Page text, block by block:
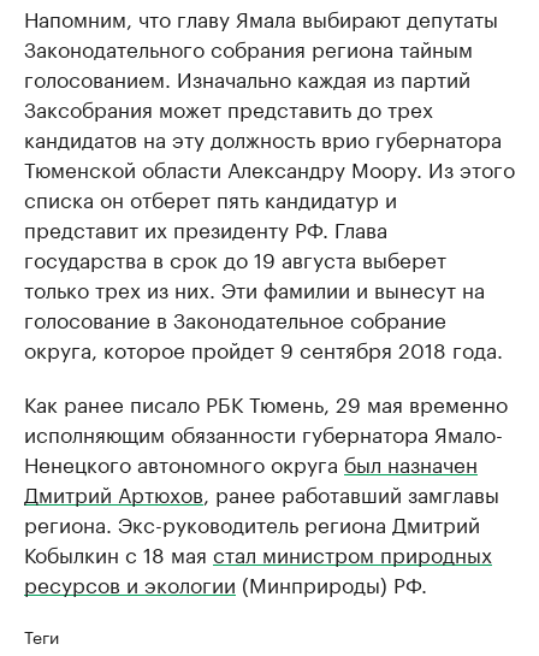
Напомним, что главу Ямала выбирают депутаты
Законодательного собрания региона тайным
голосованием. Изначально каждая из партий
Заксобрания может представить до трех
кандидатов на эту должность врио губернатора
Тюменской области Александру Моору. Из этого
списка он отберет пять кандидатур и
представит их президенту РФ. Глава
государства в срок до 19 августа выберет
только трех из них. Эти фамилии и вынесут на
голосование в Законодательное собрание
округа, которое пройдет 9 сентября 2018 года.
Как ранее писало РБК Тюмень, 29 мая временно
исполняющим обязанности губернатора Ямало-
Ненецкого автономного округа был назначен
Дмитрий Артюхов, ранее работавший замглавы
региона. Экс-руководитель региона Дмитрий
Кобылкин с 18 мая стал министром природных
ресурсов и экологии (Минприроды) РФ.
Теги